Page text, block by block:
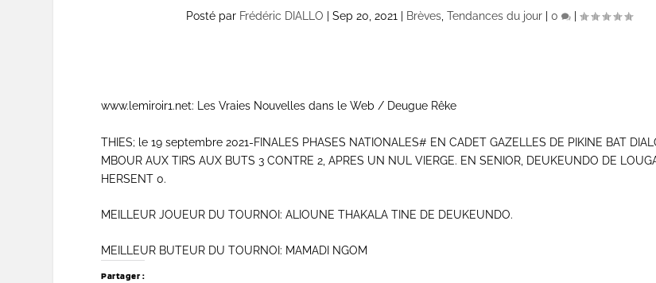
Posté par Frédéric DIALLO |Sep 20, 2021 Brèves ,Tendances du jour |0 |
www.lemiroir1.net: Les Vraies Nouvelles dans le Web / Deugue Rêke
THIES; le 19 septembre 2021-FINALES PHASES NATIONALES# EN CADET GAZELLES DE PIKINE BAT
MBOUR AUX TIRS AUX BUTS 3 CONTRE 2, APRES UN NUL VIERGE. EN SENIOR, DEUKEUNDO DE
HERSENT 0.
MEILLEUR JOUEUR DU TOURNOI: ALIOUNE THAKALA TINE DE DEUKEUNDO.
MEILLEUR BUTEUR DU TOURNOI: MAMADI NGOM
Partager :